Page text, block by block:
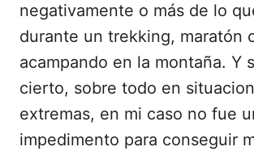
negativamente o más de lo
durante un trekking, maratón
acampando en la montaña. Y
cierto, sobre todo en
extremas, en mi caso no fue
impedimento para conseguir